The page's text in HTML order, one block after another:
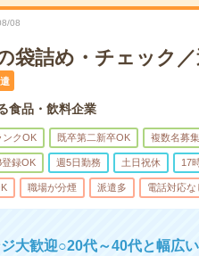
08
袋詰め・チェック
食品・飲料企業
ンクOK 既卒第二新卒OK 複数名募集
登録OK 週5日勤務 土日祝休 17
職場が分煙 派遣多 電話対応な
大歓迎○20代～40代と幅広